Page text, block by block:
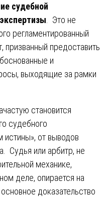
судебной
. Это не
регламентированный
призванный предоставить
и
выходящие за рамки
становится
судебного
истины», от выводов
Судья или арбитр, не
механике,
деле, опирается на
доказательство